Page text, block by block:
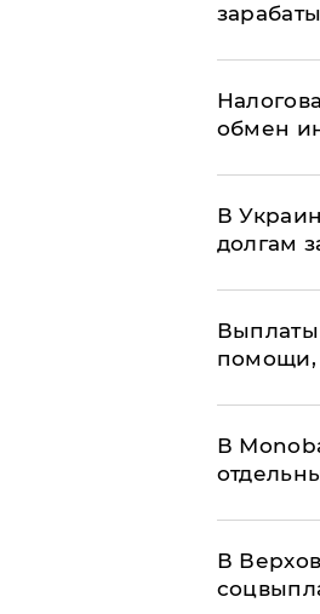
обмен
В
долгам
Выплаты
помощи,
В
В